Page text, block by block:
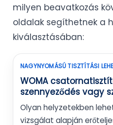
milyen beavatkozás
oldalak segíthetnek a
kiválasztásában:
NAGYNYOMÁSÚ TISZTÍTÁSI
WOMA
szennyeződés vagy
Olyan helyzetekben
vizsgálat alapján